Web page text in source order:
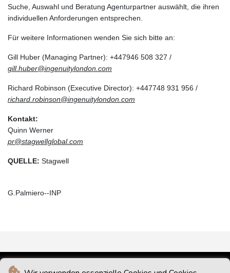
Suche, Auswahl und Beratung Agenturpartner auswählt, die ihren
individuellen Anforderungen entsprechen.
Für weitere Informationen wenden Sie sich bitte an:
Gill Huber (Managing Partner): +447946 508 327 /
gill.huber@ingenuitylondon.com
Richard Robinson (Executive Director): +447748 931 956 /
richard.robinson@ingenuitylondon.com
Kontakt:
Quinn Werner
pr@stagwellglobal.com
QUELLE: Stagwell
G.Palmiero--INP